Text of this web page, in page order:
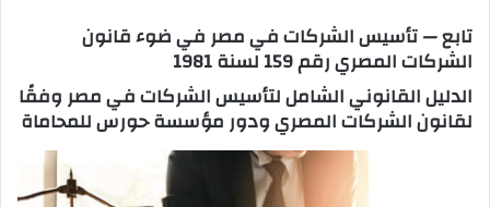
تابع — تأسيس الشركات في مصر في ضوء قانون
الشركات المصري رقم 159 لسنة 1981
الدليل القانوني الشامل لتأسيس الشركات في مصر وفقًا
لقانون الشركات المصري ودور مؤسسة حورس للمحاماة